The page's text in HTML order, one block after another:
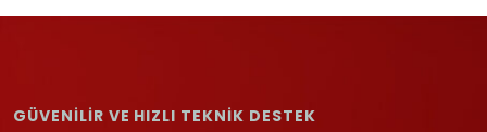
GÜVENİLİR VE HIZLI TEKNİK DESTEK